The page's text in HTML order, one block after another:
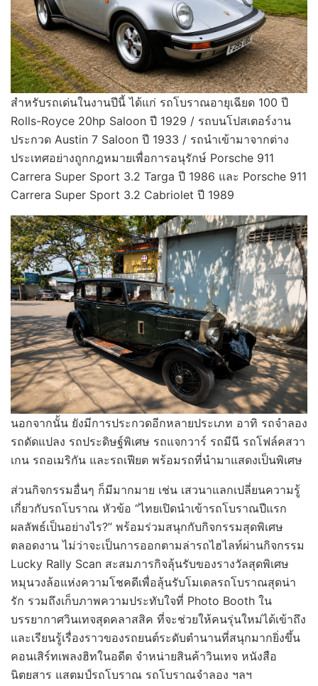
สำหรับรถเด่นในงานปีนี้ ได้แก่ รถโบราณอายุเฉียด 100 ปี
Rolls-Royce 20hp Saloon ปี 1929 / รถบนโปสเตอร์งาน
ประกวด Austin 7 Saloon ปี 1933 / รถนำเข้ามาจากต่าง
ประเทศอย่างถูกกฎหมายเพื่อการอนุรักษ์ Porsche 911
Carrera Super Sport 3.2 Targa ปี 1986 และ Porsche 911
Carrera Super Sport 3.2 Cabriolet ปี 1989
นอกจากนั้น ยังมีการประกวดอีกหลายประเภท อาทิ รถจำลอง
รถดัดแปลง รถประดิษฐ์พิเศษ รถแจกวาร์ รถมีนี รถโฟล์คสวา
เกน รถอเมริกัน และรถเฟียต พร้อมรถที่นำมาแสดงเป็นพิเศษ
ส่วนกิจกรรมอื่นๆ ก็มีมากมาย เช่น เสวนาแลกเปลี่ยนความรู้
เกี่ยวกับรถโบราณ หัวข้อ “ไทยเปิดนำเข้ารถโบราณปีแรก
ผลลัพธ์เป็นอย่างไร?” พร้อมร่วมสนุกกับกิจกรรมสุดพิเศษ
ตลอดงาน ไม่ว่าจะเป็นการออกตามล่ารถไฮไลท์ผ่านกิจกรรม
Lucky Rally Scan สะสมภารกิจลุ้นรับของรางวัลสุดพิเศษ
หมุนวงล้อแห่งความโชคดีเพื่อลุ้นรับโมเดลรถโบราณสุดน่า
รัก รวมถึงเก็บภาพความประทับใจที่ Photo Booth ใน
บรรยากาศวินเทจสุดคลาสสิค ที่จะช่วยให้คนรุ่นใหม่ได้เข้าถึง
และเรียนรู้เรื่องราวของรถยนต์ระดับตำนานที่สนุกมากยิ่งขึ้น
คอนเสิร์ทเพลงฮิทในอดีต จำหน่ายสินค้าวินเทจ หนังสือ
นิตยสาร แสตมป์รถโบราณ รถโบราณจำลอง ฯลฯ